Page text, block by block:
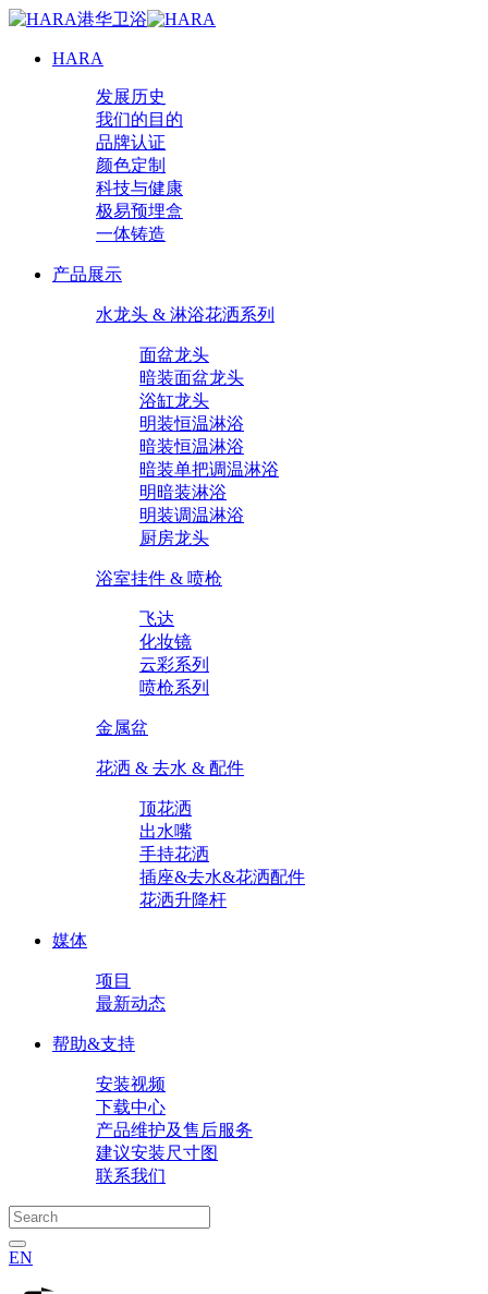
HARA
发展历史
我们的目的
品牌认证
颜色定制
科技与健康
极易预埋盒
一体铸造
产品展示
水龙头 & 淋浴花洒系列
面盆龙头
暗装面盆龙头
浴缸龙头
明装恒温淋浴
暗装恒温淋浴
暗装单把调温淋浴
明暗装淋浴
明装调温淋浴
厨房龙头
浴室挂件 & 喷枪
飞达
化妆镜
云彩系列
喷枪系列
金属盆
花洒 & 去水 & 配件
顶花洒
出水嘴
手持花洒
插座&去水&花洒配件
花洒升降杆
媒体
项目
最新动态
帮助&支持
安装视频
下载中心
产品维护及售后服务
建议安装尺寸图
联系我们
EN